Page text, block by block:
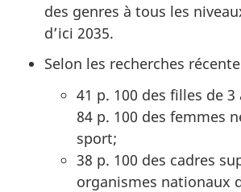
des genres à tous les
d’ici 2035.
Selon les recherches
41 p. 100 des filles de 3
84 p. 100 des femmes
sport;
38 p. 100 des cadres
organismes nationaux